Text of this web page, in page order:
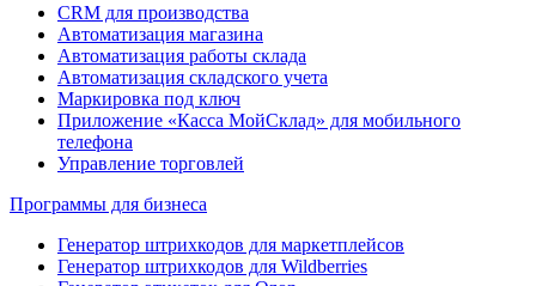
CRM для производства
Автоматизация магазина
Автоматизация работы склада
Автоматизация складского учета
Маркировка под ключ
Приложение «Касса МойСклад» для мобильного
телефона
Управление торговлей
Программы для бизнеса
Генератор штрихкодов для маркетплейсов
Генератор штрихкодов для Wildberries